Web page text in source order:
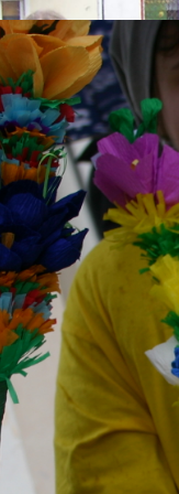
Wsparcia
projektuPITax.pl
Łatwe podatki